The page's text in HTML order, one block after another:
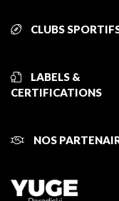
CLUBS
LABELS &
CERTIFICATIONS
NOS